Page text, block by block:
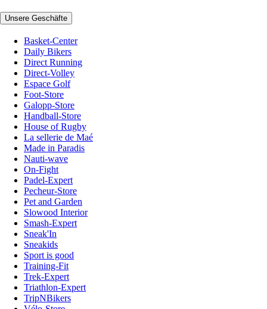
Unsere Geschäfte
Basket-Center
Daily Bikers
Direct Running
Direct-Volley
Espace Golf
Foot-Store
Galopp-Store
Handball-Store
House of Rugby
La sellerie de Maé
Made in Paradis
Nauti-wave
On-Fight
Padel-Expert
Pecheur-Store
Pet and Garden
Slowood Interior
Smash-Expert
Sneak'In
Sneakids
Sport is good
Training-Fit
Trek-Expert
Triathlon-Expert
TripNBikers